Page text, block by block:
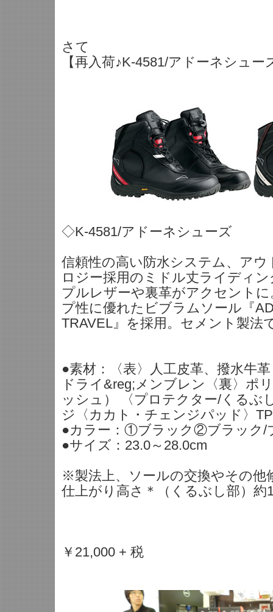
さて
【再入荷♪K-4581/アドーネシュ
◇K-4581/アドーネシューズ
信頼性の高い防水システム、ア
ロジー採用のミドル丈ライディ
プルレザーや裏革がアクセント
プ性に優れたビブラムソール『
TRAVEL』を採用。セメント製法
●素材：〈表〉人工皮革、撥水牛
ドライ&reg;メンブレン〈裏〉ポ
ッシュ） 〈プロテクター/くるぶ
ジ〈カカト・チェンジパッド〉
●カラー：①ブラック②ブラック/
●サイズ：23.0～28.0cm
※製法上、ソールの交換やその他
仕上がり高さ＊（くるぶし部）約
￥21,000 + 税